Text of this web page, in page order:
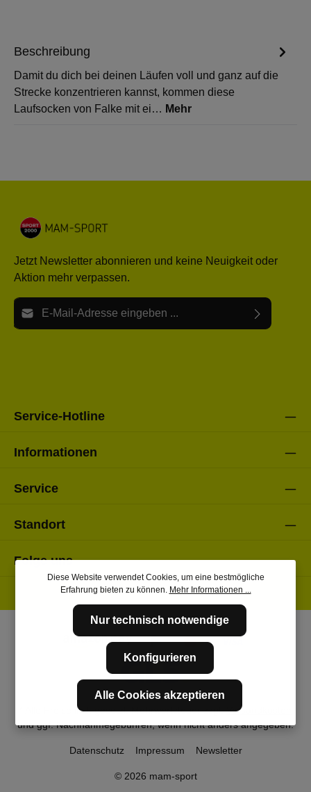
Beschreibung
Damit du dich bei deinen Läufen voll und ganz auf die
Strecke konzentrieren kannst, kommen diese
Laufsocken von Falke mit ei… Mehr
Jetzt Newsletter abonnieren und keine Neuigkeit oder
Aktion mehr verpassen.
E-Mail-Adresse*
Service-Hotline
Informationen
Service
Standort
Folge uns
* Alle Preise inkl. gesetzl. Mehrwertsteuer zzgl.Versandkosten
und ggf. Nachnahmegebühren, wenn nicht anders angegeben.
© 2026 mam-sport
Datenschutz Impressum Newsletter
Diese Website verwendet Cookies, um eine bestmögliche
Erfahrung bieten zu können. Mehr Informationen ...
Nur technisch notwendige
Konfigurieren
Alle Cookies akzeptieren